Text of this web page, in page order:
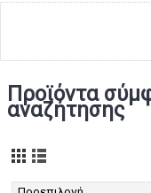
Προϊόντα
αναζήτησης